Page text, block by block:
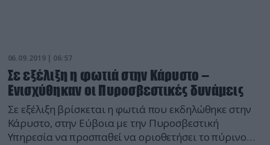
06.09.2019 | 06:57
Σε εξέλιξη η φωτιά στην Κάρυστο –
Ενισχύθηκαν οι Πυροσβεστικές δυνάμεις
Σε εξέλιξη βρίσκεται η φωτιά που εκδηλώθηκε στην
Κάρυστο, στην Εύβοια με την Πυροσβεστική
Υπηρεσία να προσπαθεί να οριοθετήσει το πύρινο